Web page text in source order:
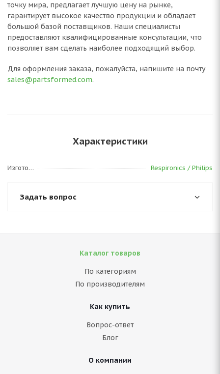
точку мира, предлагает лучшую цену на рынке,
гарантирует высокое качество продукции и обладает
большой базой поставщиков. Наши специалисты
предоставляют квалифицированные консультации, что
позволяет вам сделать наиболее подходящий выбор.
Для оформления заказа, пожалуйста, напишите на почту
sales@partsformed.com.
Характеристики
Изготовитель Respironics / Philips
Задать вопрос
Каталог товаров
По категориям
По производителям
Как купить
Вопрос-ответ
Блог
О компании